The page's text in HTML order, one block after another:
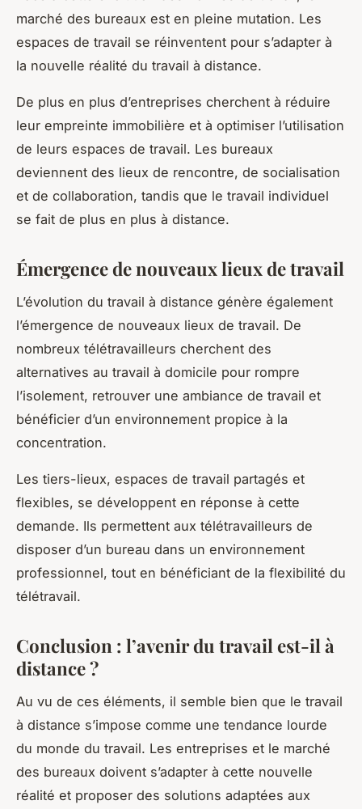
marché des bureaux est en pleine mutation. Les
espaces de travail se réinventent pour s’adapter à
la nouvelle réalité du travail à distance.
De plus en plus d’entreprises cherchent à réduire
leur empreinte immobilière et à optimiser l’utilisation
de leurs espaces de travail. Les bureaux
deviennent des lieux de rencontre, de socialisation
et de collaboration, tandis que le travail individuel
se fait de plus en plus à distance.
Émergence de nouveaux lieux de travail
L’évolution du travail à distance génère également
l’émergence de nouveaux lieux de travail. De
nombreux télétravailleurs cherchent des
alternatives au travail à domicile pour rompre
l’isolement, retrouver une ambiance de travail et
bénéficier d’un environnement propice à la
concentration.
Les tiers-lieux, espaces de travail partagés et
flexibles, se développent en réponse à cette
demande. Ils permettent aux télétravailleurs de
disposer d’un bureau dans un environnement
professionnel, tout en bénéficiant de la flexibilité du
télétravail.
Conclusion : l’avenir du travail est-il à
distance ?
Au vu de ces éléments, il semble bien que le travail
à distance s’impose comme une tendance lourde
du monde du travail. Les entreprises et le marché
des bureaux doivent s’adapter à cette nouvelle
réalité et proposer des solutions adaptées aux